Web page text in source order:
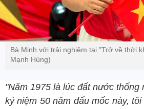
Bà Minh với trải nghiệm tại "Trở về thời
Mạnh Hùng)
"Năm 1975 là lúc đất nước thống
kỷ niệm 50 năm dấu mốc này,